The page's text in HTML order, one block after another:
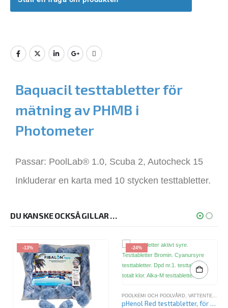
Baquacil testtabletter för
mätning av PHMB i
Photometer
Passar: PoolLab® 1.0, Scuba 2, Autocheck 15
Inkluderar en karta med 10 stycken testtabletter.
DU KANSKE OCKSÅ GILLAR …
-13% -24%
POOLKEMI OCH POOLVÅRD VATTENTESTER
pHenol Red testtabletter, för mätning av pH